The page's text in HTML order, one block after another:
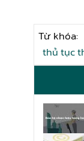
Từ khóa:
thủ tục